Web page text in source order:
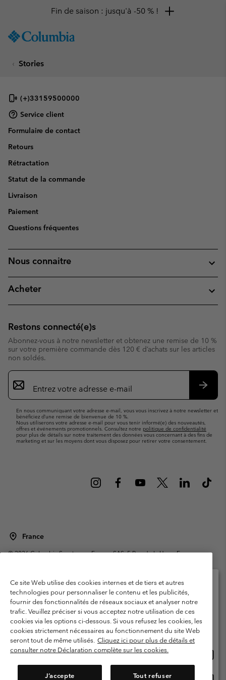
TO
SKIP
NAV
SKIP
SEARCH
Fin de saison : jusqu'à -50 % !
Stories
(+)33159500000
Service client
Formulaire de contact
Retours
Rétractation
Statut de la commande
Livraison
Paiement
Questions fréquentes
Nous connaitre
Acheter
Restons connecté(e)s
Abonnez-vous à notre newsletter et obtenez une remise de 10 %
sur votre première commande dès 120 € d’achats sur les articles
non soldés.
Inscription
par
e-
En nous communiquant votre adresse e-mail, vous vous inscrivez à notre newsletter et
bénéficiez d’une remise de bienvenue de 10 %.
Nous utiliserons votre adresse e-mail pour vous tenir informé(e) des nouveautés,
offres et événements promotionnels. Consultez notre politique de confidentialité
pour plus de détails sur notre traitement des données vous concernant à des fins de
marketing et sur les moyens dont vous disposez pour retirer votre consentement.
France
©2026Columbia Sportswear Europe SAS. 5 Rue de la Haye, Espace
Garanties Légales
Politique de confidentialité
Conditions d'utilisation - Membres
Conditions D'utilisation - Contenu généré par l'utilisateur
Impressum
Cookies
Public CBCR
Ce site Web utilise des cookies internes et de tiers et autres
technologies pour personnaliser le contenu et les publicités,
fournir des fonctionnalités de réseaux sociaux et analyser notre
trafic. Veuillez préciser si vous acceptez notre utilisation de ces
cookies via les options ci-dessous. Si vous refusez les cookies, les
cookies strictement nécessaires au fonctionnement du site Web
seront tout de même utilisés. Cliquez ici pour plus de détails et
consulter notre Déclaration complète sur les cookies.
J’accepte Tout refuser
Veuillez sélectionner votre pays d’expédition et
votre langue
Achats en ligne disponibles
United States
ligne
France